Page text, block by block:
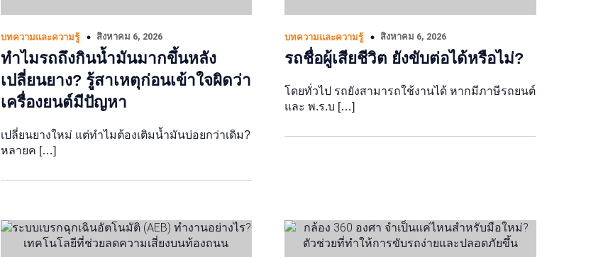
บทความและความรู้ สิงหาคม 6, 2026
ทำไมรถถึงกินน้ำมันมากขึ้นหลัง
เปลี่ยนยาง? รู้สาเหตุก่อนเข้าใจผิดว่า
เครื่องยนต์มีปัญหา
เปลี่ยนยางใหม่ แต่ทำไมต้องเติมน้ำมันบ่อยกว่าเดิม?
หลายค […]
บทความและความรู้ สิงหาคม 6, 2026
รถชื่อผู้เสียชีวิต ยังขับต่อได้หรือไม่?
โดยทั่วไป รถยังสามารถใช้งานได้ หากมีภาษีรถยนต์
และ พ.ร.บ […]